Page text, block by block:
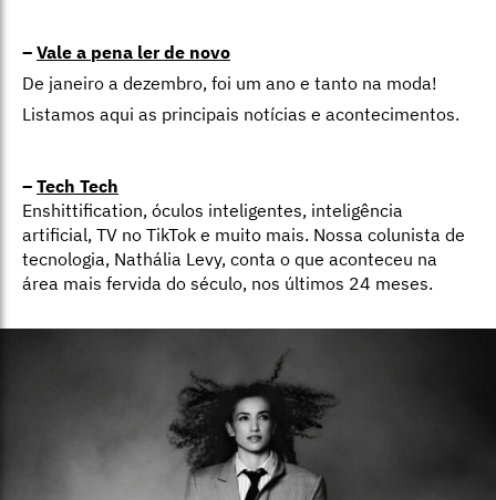
– Vale a pena ler de novo
De janeiro a dezembro, foi um ano e tanto na moda!
Listamos aqui as principais notícias e acontecimentos.
– Tech Tech
Enshittification, óculos inteligentes, inteligência
artificial, TV no TikTok e muito mais. Nossa colunista de
tecnologia, Nathália Levy, conta o que aconteceu na
área mais fervida do século, nos últimos 24 meses.